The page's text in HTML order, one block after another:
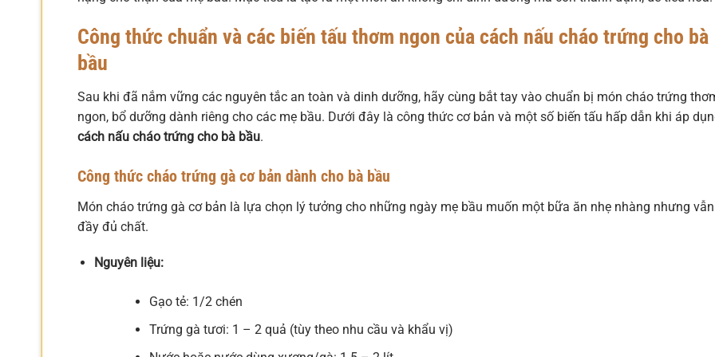
Công thức chuẩn và các biến tấu thơm ngon của cách nấu cháo trứng cho bà
bầu
Sau khi đã nắm vững các nguyên tắc an toàn và dinh dưỡng, hãy cùng bắt tay vào chuẩn bị món cháo trứng
ngon, bổ dưỡng dành riêng cho các mẹ bầu. Dưới đây là công thức cơ bản và một số biến tấu hấp dẫn khi áp
cách nấu cháo trứng cho bà bầu.
Công thức cháo trứng gà cơ bản dành cho bà bầu
Món cháo trứng gà cơ bản là lựa chọn lý tưởng cho những ngày mẹ bầu muốn một bữa ăn nhẹ nhàng nhưng vẫn
đầy đủ chất.
Nguyên liệu:
Gạo tẻ: 1/2 chén
Trứng gà tươi: 1 – 2 quả (tùy theo nhu cầu và khẩu vị)